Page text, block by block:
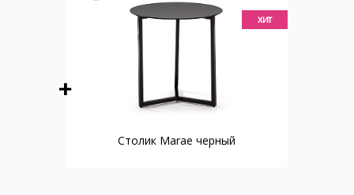
хит
Столик Marae черный